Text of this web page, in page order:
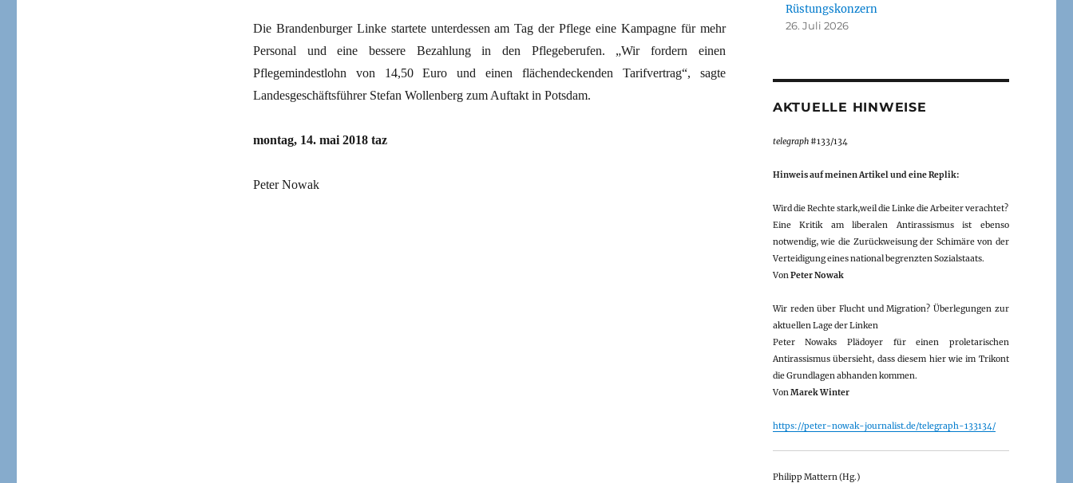
Die Brandenburger Linke startete unterdessen am Tag der Pflege eine Kampagne für mehr
Personal und eine bessere Bezahlung in den Pflegeberufen. „Wir fordern einen
Pflegemindestlohn von 14,50 Euro und einen flächendeckenden Tarifvertrag“, sagte
Landesgeschäftsführer Stefan Wollenberg zum Auftakt in Potsdam.
montag, 14. mai 2018 taz
Peter Nowak
Rüstungskonzern
26. Juli 2026
AKTUELLE HINWEISE
telegraph#133/134
Hinweis auf meinen Artikel und eine Replik:
Wird die Rechte stark,weil die Linke die Arbeiter verachtet?
Eine Kritik am liberalen Antirassismus ist ebenso
notwendig, wie die Zurückweisung der Schimäre von der
Verteidigung eines national begrenzten Sozialstaats.
VonPeter Nowak
Wir reden über Flucht und Migration? Überlegungen zur
aktuellen Lage der Linken
Peter Nowaks Plädoyer für einen proletarischen
Antirassismus übersieht, dass diesem hier wie im Trikont
die Grundlagen abhanden kommen.
VonMarek Winter
https://peter-nowak-journalist.de/telegraph-133134/
Philipp Mattern (Hg.)